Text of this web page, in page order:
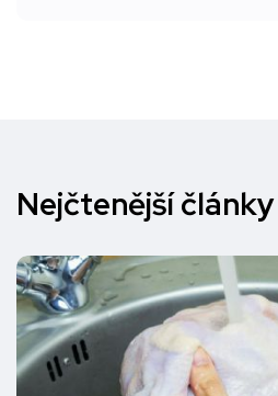
Nejčtenější články